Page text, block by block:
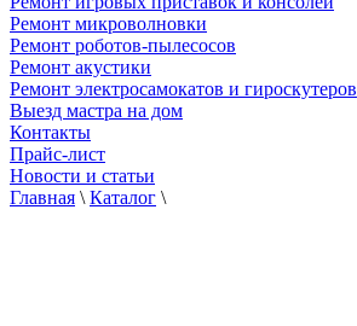
Ремонт микроволновки
Ремонт роботов-пылесосов
Ремонт акустики
Ремонт электросамокатов и гироскутеров
Выезд мастра на дом
Контакты
Прайс-лист
Новости и статьи
Главная \ Каталог \